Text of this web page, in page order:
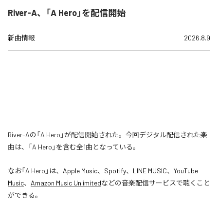
River-A、「A Hero」を配信開始
新曲情報 2026.8.9
River-Aの「A Hero」が配信開始された。今回デジタル配信された楽
曲は、「A Hero」を含む全1曲となっている。
なお「A Hero 」は、 Apple Music、 Spotify、 LINE MUSIC、 YouTube
Music、 Amazon Music Unlimitedなどの音楽配信サービスで聴くこと
ができる。